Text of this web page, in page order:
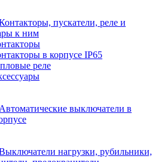
пускатели, реле и
к ним
в корпусе IP65
реле
Автоматические выключатели в
нагрузки, рубильники,